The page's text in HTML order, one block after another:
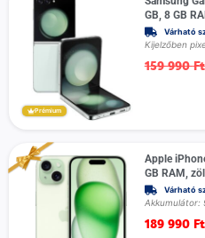
Prémium
GB, 8 GB
Várható
Kijelzőben
159 990Ft
Apple
GB RAM,
Várható
Akkumulátor:
189 990 Ft